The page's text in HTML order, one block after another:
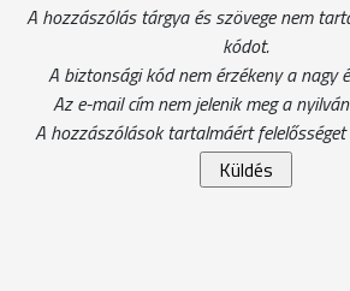
A hozzászólás tárgya és szövege nem
kódot.
A biztonsági kód nem érzékeny a nagy
Az e-mail cím nem jelenik meg a
A hozzászólások tartalmáért